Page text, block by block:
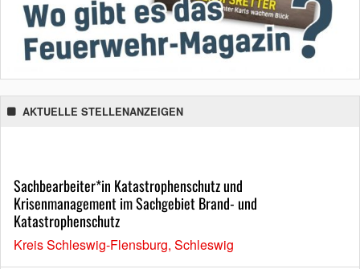
AKTUELLE STELLENANZEIGEN
Sachbearbeiter*in Katastrophenschutz und
Krisenmanagement im Sachgebiet Brand- und
Katastrophenschutz
Kreis Schleswig-Flensburg, Schleswig